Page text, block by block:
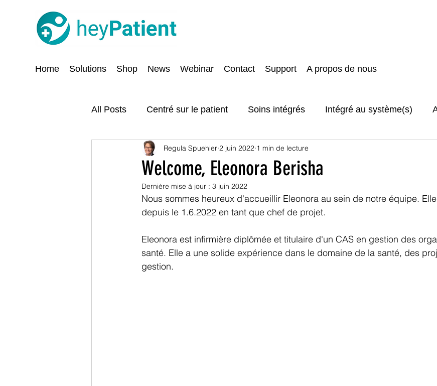
Home Solutions Shop News Webinar Contact Support A propos de nous
All Posts Centré sur le patient Soins intégrés Intégré au système(s)
Digitalisation Sécurité et protection des données
Welcome, Eleonora Berisha
Regula Spuehler 2 juin 2022 1 min de lecture
Dernière mise à jour : 3 juin 2022
Nous sommes heureux d'accueillir Eleonora au sein de notre équipe.
depuis le 1.6.2022 en tant que chef de projet.
Eleonora est infirmière diplômée et titulaire d'un CAS en gestion des
santé. Elle a une solide expérience dans le domaine de la santé, des
gestion.